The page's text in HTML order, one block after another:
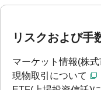
リスクおよび手
マーケット情報(株
現物取引について